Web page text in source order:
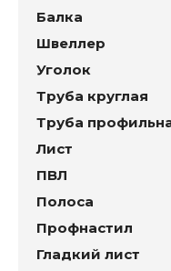
Балка
Швеллер
Уголок
Труба круглая
Труба
Лист
ПВЛ
Полоса
Профнастил
Гладкий лист